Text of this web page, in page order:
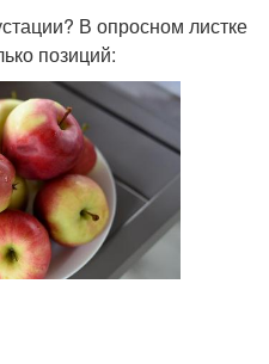
В опросном листке
позиций: